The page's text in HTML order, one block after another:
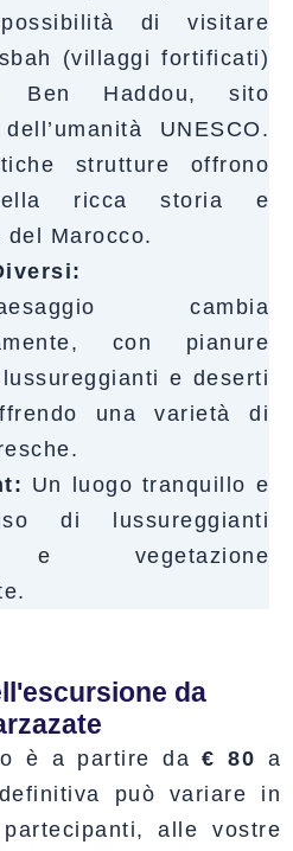
di visitare
(villaggi fortificati)
Ben Haddou, sito
UNESCO.
strutture offrono
ricca storia e
Marocco.
cambia
con pianure
e deserti
una varietà di
Un luogo tranquillo e
di lussureggianti
e vegetazione
da
è a partire da€ 80 a
può variare in
alle vostre